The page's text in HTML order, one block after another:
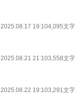
2025.08.17 19:104,095文字
2025.08.21 21:103,558文字
2025.08.22 19:103,291文字